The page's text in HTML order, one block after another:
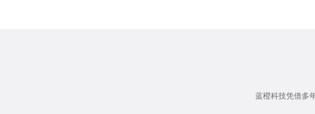
蓝橙科技凭借多